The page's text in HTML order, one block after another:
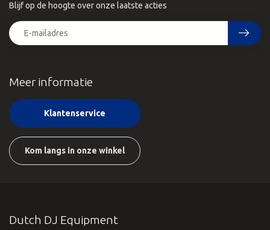
Meer informatie
Klantenservice
Kom langs in onze winkel
Blijf op de hoogte over onze laatste acties
Dutch DJ Equipment